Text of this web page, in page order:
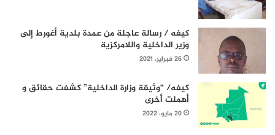
كيفه / رسالة عاجلة من عمدة بلدية أغورط إلى
وزير الداخلية واللامركزية
26 فبراير، 2021
كيفه/ “وثيقة وزارة الداخلية” كشفت حقائق و
أهملت أخرى
20 مايو، 2022